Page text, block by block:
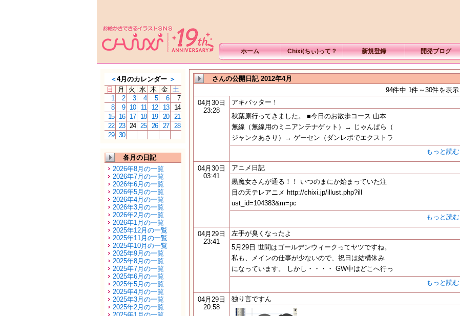
ホーム Chixi(ちぃ)って？ 新規登録 開発ブログ
＜4月のカレンダー ＞
日
月 火 水 木 金 土
1
2 3 4 5 6
7
8
9 10 11 12 13
14
15
16 17 18 19 20
21
22 23 24 25 26 27
28
29 30
各月の日記
2026年8月の一覧
2026年7月の一覧
2026年6月の一覧
2026年5月の一覧
2026年4月の一覧
2026年3月の一覧
2026年2月の一覧
2026年1月の一覧
2025年12月の一覧
2025年11月の一覧
2025年10月の一覧
2025年9月の一覧
2025年8月の一覧
2025年7月の一覧
2025年6月の一覧
2025年5月の一覧
2025年4月の一覧
2025年3月の一覧
2025年2月の一覧
さんの公開日記 2012年4月
94件中 1件～30件を表示
04月30日
23:28
アキバッター！
秋葉原行ってきました。 ■今日のお散歩コース 山本
無線（無線用のミニアンテナゲット）→ じゃんぱら（
ジャンクあさり）→ ゲーセン（ダンレボでエクストラ
もっと読む
04月30日
03:41
アニメ日記
黒魔女さんが通る！！ いつのまにか始まっていた注
目の天テレアニメ http://chixi.jp/illust.php?ill
ust_id=104383&m=pc
もっと読む
04月29日
23:41
左手が臭くなったよ
5月29日 世間はゴールデンウィークってヤツですね。
私も、メインの仕事が少ないので、祝日は結構休み
になっています。 しかし・・・・ GW中はどこへ行っ
もっと読む
04月29日
20:58
独り言ですん